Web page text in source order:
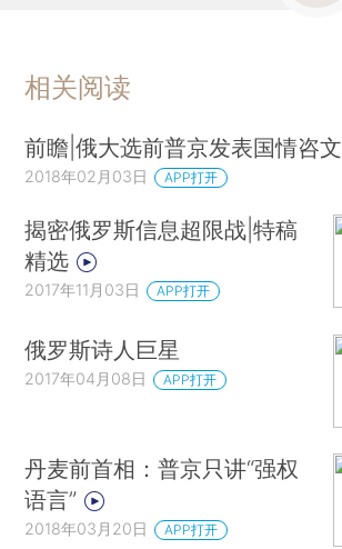
相关阅读
前瞻|俄大选前普京发表国情咨文
2018年02月03日 APP打开
揭密俄罗斯信息超限战|特稿
精选
2017年11月03日 APP打开
俄罗斯诗人巨星
2017年04月08日 APP打开
丹麦前首相：普京只讲“强权
语言”
2018年03月20日 APP打开